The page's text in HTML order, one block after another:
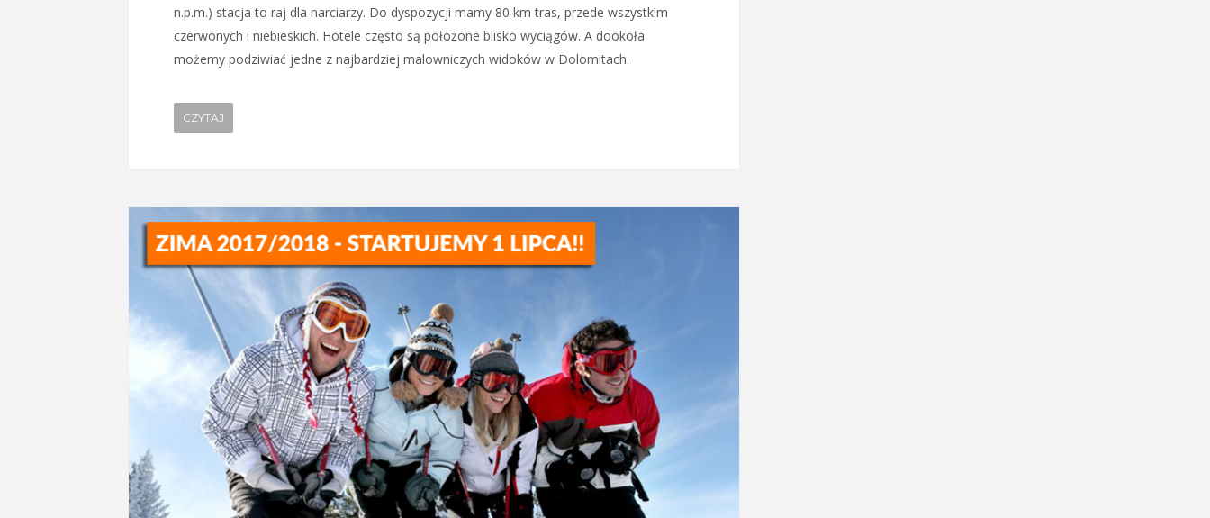
n.p.m.) stacja to raj dla narciarzy. Do dyspozycji mamy 80 km tras, przede wszystkim
czerwonych i niebieskich. Hotele często są położone blisko wyciągów. A dookoła
możemy podziwiać jedne z najbardziej malowniczych widoków w Dolomitach.
CZYTAJ